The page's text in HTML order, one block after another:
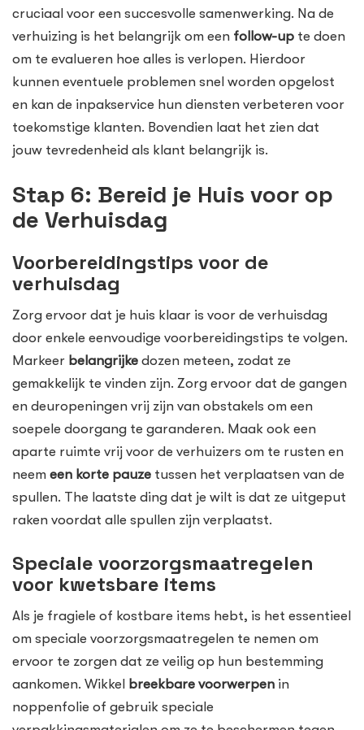
cruciaal voor een succesvolle samenwerking. Na de
verhuizing is het belangrijk om een follow-up te doen
om te evalueren hoe alles is verlopen. Hierdoor
kunnen eventuele problemen snel worden opgelost
en kan de inpakservice hun diensten verbeteren voor
toekomstige klanten. Bovendien laat het zien dat
jouw tevredenheid als klant belangrijk is.
Stap 6: Bereid je Huis voor op
de Verhuisdag
Voorbereidingstips voor de
verhuisdag
Zorg ervoor dat je huis klaar is voor de verhuisdag
door enkele eenvoudige voorbereidingstips te volgen.
Markeer belangrijke dozen meteen, zodat ze
gemakkelijk te vinden zijn. Zorg ervoor dat de gangen
en deuropeningen vrij zijn van obstakels om een
soepele doorgang te garanderen. Maak ook een
aparte ruimte vrij voor de verhuizers om te rusten en
neem een korte pauze tussen het verplaatsen van de
spullen. The laatste ding dat je wilt is dat ze uitgeput
raken voordat alle spullen zijn verplaatst.
Speciale voorzorgsmaatregelen
voor kwetsbare items
Als je fragiele of kostbare items hebt, is het essentieel
om speciale voorzorgsmaatregelen te nemen om
ervoor te zorgen dat ze veilig op hun bestemming
aankomen. Wikkel breekbare voorwerpen in
noppenfolie of gebruik speciale